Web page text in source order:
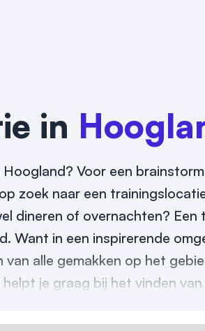
in
Voor een
zoek naar een
dineren of overnachten?
Want in een inspirerende
alle gemakken op het
je graag bij het vinden